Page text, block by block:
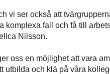
vi ser också att
komplexa fall och få till
Nilsson.
oss en möjlighet att vara
utbilda och klä på våra